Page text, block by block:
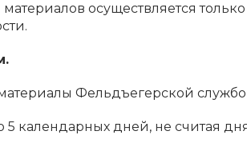
осуществляется
Фельдъегерской
5 календарных дней, не считая